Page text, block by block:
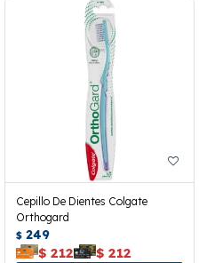
Cepillo De Dientes Colgate
Orthogard
$ 249
$ 212 $ 212